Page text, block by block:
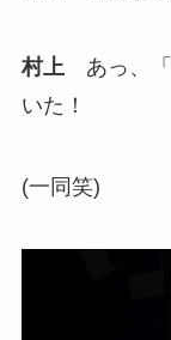
村上あっ、「
いた！
(一同笑)